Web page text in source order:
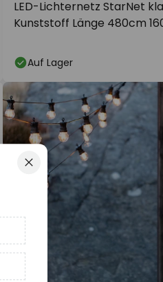
LED-Lichternetz StarNet
Kunststoff Länge 480cm
Auf Lager
Schließen